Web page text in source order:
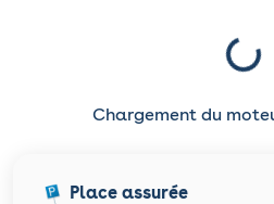
Chargement du
Place assurée